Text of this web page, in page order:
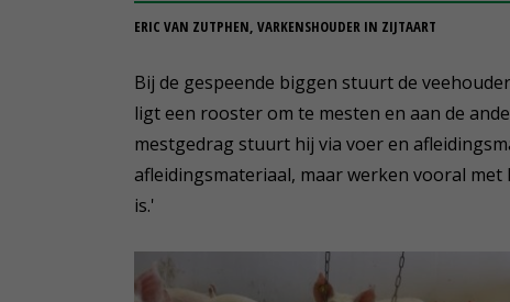
ERIC VAN ZUTPHEN, VARKENSHOUDER IN ZIJTAART
Bij de gespeende biggen stuurt de
ligt een rooster om te mesten en aan de
mestgedrag stuurt hij via voer en
afleidingsmateriaal, maar werken vooral
is.'